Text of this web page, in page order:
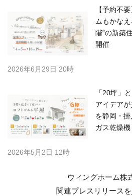
【予約不
ムもかな
階”の新築
開催
2026年6月29日 20時
「20坪」
アイデア
を静岡・掛
ガス乾燥
2026年5月2日 12時
ウィングホーム株
関連プレスリリースを